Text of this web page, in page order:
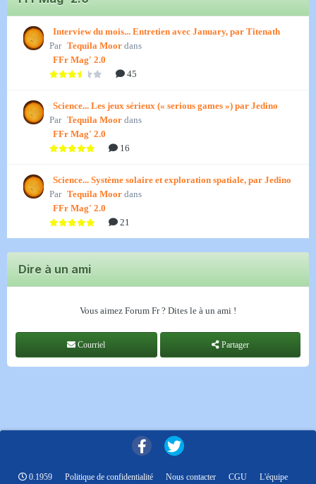
Interview du mois... Entretien avec January, par Titenath
Par Tequila Moor dans
FFr Mag' 2.0
45
Science... Les jeux sérieux (« serious games ») par Jedino
Par Tequila Moor dans
FFr Mag' 2.0
16
Science... Système solaire et exploration spatiale, par Jedino
Par Tequila Moor dans
FFr Mag' 2.0
21
Dire à un ami
Vous aimez Forum Fr ? Dites le à un ami !
Courriel Partager
0.1959 Politique de confidentialité Nous contacter CGU L'équipe